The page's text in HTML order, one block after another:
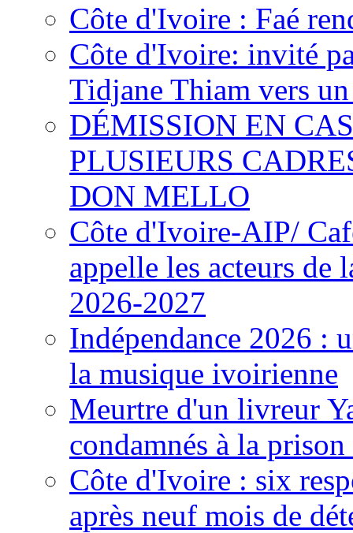
Côte d'Ivoire : Faé
Côte d'Ivoire: invité
Tidjane Thiam vers
DÉMISSION EN
PLUSIEURS
DON MELLO
Côte d'Ivoire-AIP/
appelle les acteurs de
2026-2027
Indépendance 2026 :
la musique ivoirienne
Meurtre d'un livreur
condamnés à la
Côte d'Ivoire : six
après neuf mois de